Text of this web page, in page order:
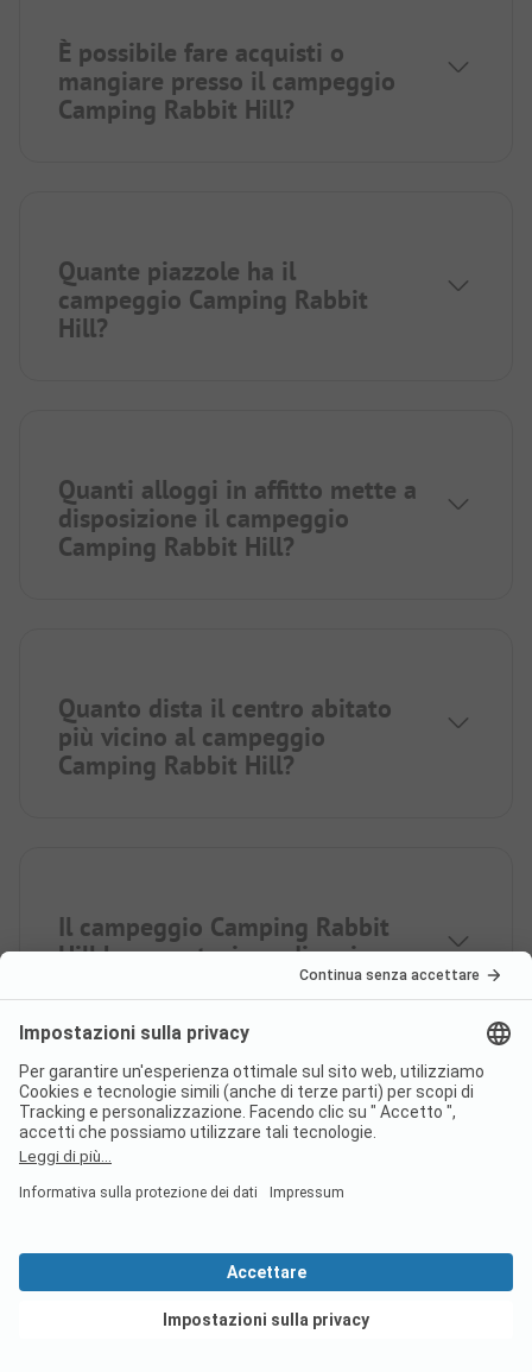
È possibile fare acquisti o
mangiare presso il campeggio
Camping Rabbit Hill?
Quante piazzole ha il
campeggio Camping Rabbit
Hill?
Quanti alloggi in affitto mette a
disposizione il campeggio
Camping Rabbit Hill?
Quanto dista il centro abitato
più vicino al campeggio
Camping Rabbit Hill?
Il campeggio Camping Rabbit
Hill ha una stazione di carico e
Vedi offerte